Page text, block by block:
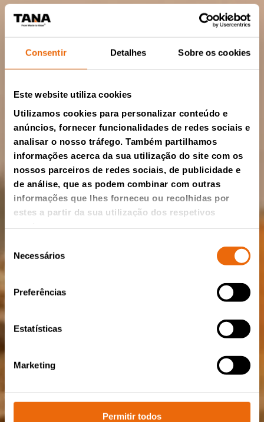
Consentir Detalhes Sobre os cookies
Este website utiliza cookies
Utilizamos cookies para personalizar conteúdo e
anúncios, fornecer funcionalidades de redes sociais e
analisar o nosso tráfego. Também partilhamos
informações acerca da sua utilização do site com os
nossos parceiros de redes sociais, de publicidade e
de análise, que as podem combinar com outras
informações que lhes forneceu ou recolhidas por
estes a partir da sua utilização dos respetivos
deNecessários
Preferências
Estatísticas
Marketing
Permitir todos